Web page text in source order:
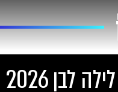
לילה לבן 2026